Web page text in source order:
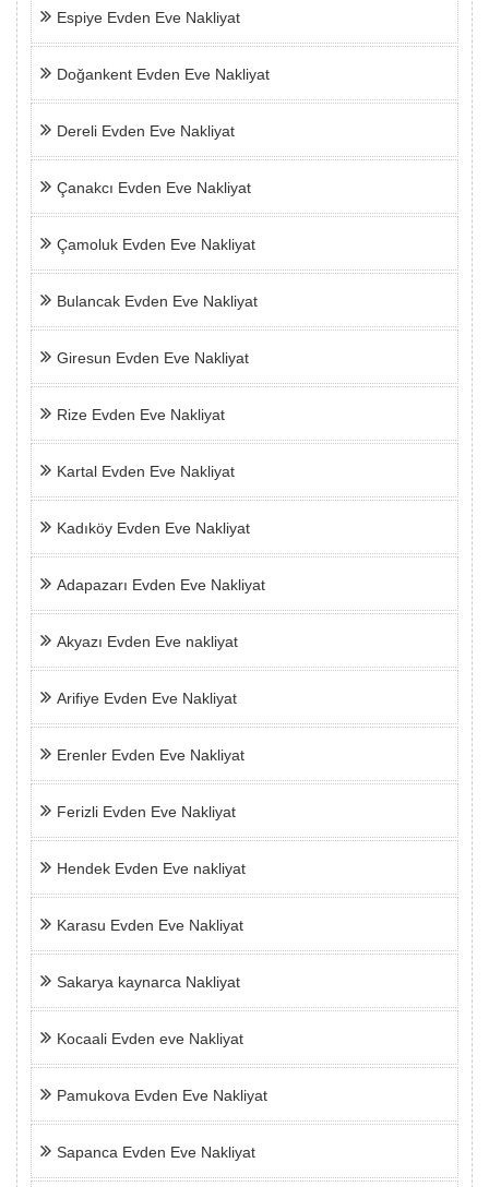
Espiye Evden Eve Nakliyat
Doğankent Evden Eve Nakliyat
Dereli Evden Eve Nakliyat
Çanakcı Evden Eve Nakliyat
Çamoluk Evden Eve Nakliyat
Bulancak Evden Eve Nakliyat
Giresun Evden Eve Nakliyat
Rize Evden Eve Nakliyat
Kartal Evden Eve Nakliyat
Kadıköy Evden Eve Nakliyat
Adapazarı Evden Eve Nakliyat
Akyazı Evden Eve nakliyat
Arifiye Evden Eve Nakliyat
Erenler Evden Eve Nakliyat
Ferizli Evden Eve Nakliyat
Hendek Evden Eve nakliyat
Karasu Evden Eve Nakliyat
Sakarya kaynarca Nakliyat
Kocaali Evden eve Nakliyat
Pamukova Evden Eve Nakliyat
Sapanca Evden Eve Nakliyat